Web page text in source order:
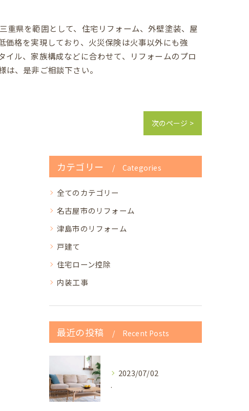
重県を範囲として、住宅リフォーム、外壁塗装、屋
格を実現しており、火災保険は火事以外にも強
ル、家族構成などに合わせて、リフォームのプロ
、是非ご相談下さい。
次のページ >
カテゴリー Categories
全てのカテゴリー
名古屋市のリフォーム
津島市のリフォーム
戸建て
住宅ローン控除
内装工事
最近の投稿 Recent Posts
2023/07/02
.